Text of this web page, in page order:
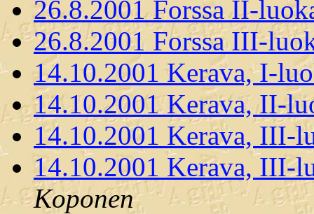
26.8.2001 Forssa II-
26.8.2001 Forssa III-
14.10.2001 Kerava, I-
14.10.2001 Kerava, II-
14.10.2001 Kerava, III-
14.10.2001 Kerava, III-
Koponen